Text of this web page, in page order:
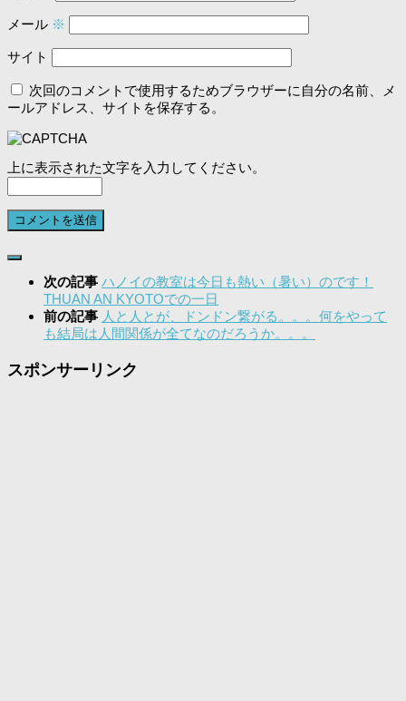
メール ※
サイト
次回のコメントで使用するためブラウザーに自分の名前、メ
ールアドレス、サイトを保存する。
上に表示された文字を入力してください。
次の記事 ハノイの教室は今日も熱い（暑い）のです！
THUAN AN KYOTOでの一日
前の記事 人と人とが、ドンドン繋がる。。。何をやって
も結局は人間関係が全てなのだろうか。。。
スポンサーリンク